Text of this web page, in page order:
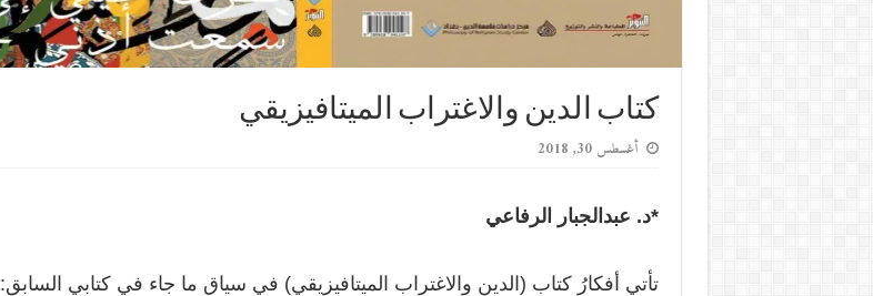
كتاب الدين والاغتراب الميتافيزيقي
أغسطس 30, 2018
*د. عبدالجبار الرفاعي
تأتي أفكارُ كتاب (الدين والاغتراب الميتافيزيقي) في سياق ما جاء في كتابي السابق: